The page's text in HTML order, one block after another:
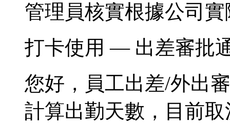
管理員核實根據公司
打卡使用 — 出差審批
您好，員工出差/外出
計算出勤天數，目前